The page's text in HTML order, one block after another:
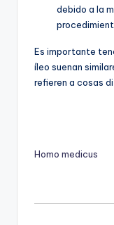
debido a la
Es importante
íleo suenan
refieren a cosas
Homo medicus